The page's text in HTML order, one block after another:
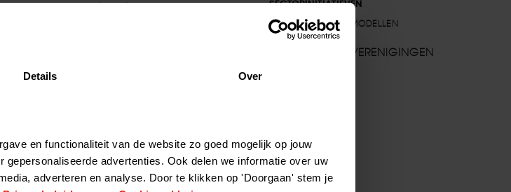
Details Over
en functionaliteit van de website zo goed mogelijk op jouw
advertenties. Ook delen we informatie over uw
adverteren en analyse. Door te klikken op 'Doorgaan' stem je
SECTORINITIATIEVEN
VROUWELIJKE ROLMODELLEN
BUITENLANDSE VERENIGINGEN
vastleggen, die door TNDT
ondertekend – kunnen dankzij de
samen komen om elkaar te
TNDT staat voor “geen diversiteit
van TNDT te bezoeken voor